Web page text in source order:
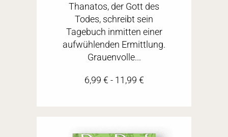
Thanatos, der Gott des
Todes, schreibt sein
Tagebuch inmitten einer
aufwühlenden Ermittlung.
Grauenvolle...
6,99 € - 11,99 €